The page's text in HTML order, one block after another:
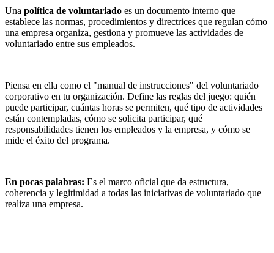
Una política de voluntariado es un documento interno que
establece las normas, procedimientos y directrices que regulan cómo
una empresa organiza, gestiona y promueve las actividades de
voluntariado entre sus empleados.
Piensa en ella como el "manual de instrucciones" del voluntariado
corporativo en tu organización. Define las reglas del juego: quién
puede participar, cuántas horas se permiten, qué tipo de actividades
están contempladas, cómo se solicita participar, qué
responsabilidades tienen los empleados y la empresa, y cómo se
mide el éxito del programa.
En pocas palabras: Es el marco oficial que da estructura,
coherencia y legitimidad a todas las iniciativas de voluntariado que
realiza una empresa.